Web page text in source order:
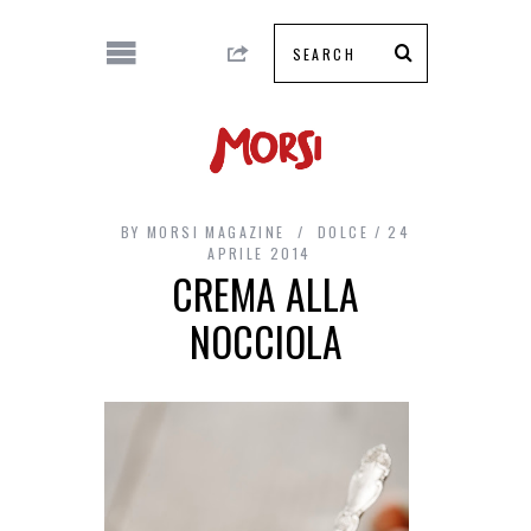
BY MORSI MAGAZINE DOLCE
24
APRILE 2014
CREMA ALLA
NOCCIOLA